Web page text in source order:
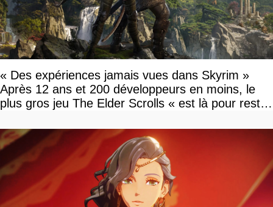
« Des expériences jamais vues dans Skyrim »
Après 12 ans et 200 développeurs en moins, le
plus gros jeu The Elder Scrolls « est là pour rester